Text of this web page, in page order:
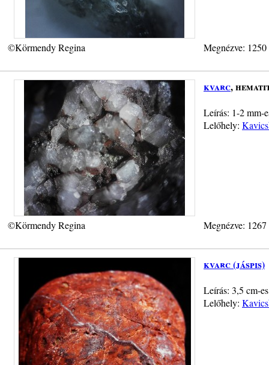
©Körmendy Regina Megnézve:
kvarc,
Leírás: 1-2 mm-
Lelőhely:
©Körmendy Regina Megnézve:
kvarc (jáspis)
Leírás: 3,5 cm-
Lelőhely: